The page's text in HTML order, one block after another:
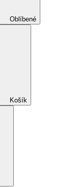
Oblíbené
Košík